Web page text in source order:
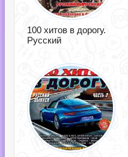
100 хитов в дорогу.
Русский